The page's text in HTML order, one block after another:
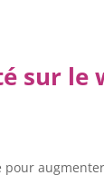
sur le
pour